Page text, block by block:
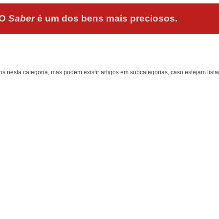
Saberé um dos bens mais preciosos.
nesta categoria, mas podem existir artigos em subcategorias, caso estejam